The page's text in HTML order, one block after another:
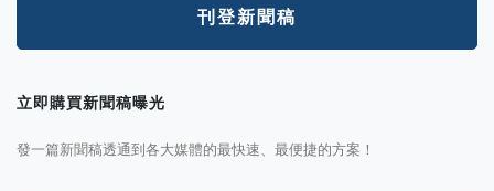
刊登新聞稿
立即購買新聞稿曝光
發一篇新聞稿透通到各大媒體的最快速、最便捷的方案！